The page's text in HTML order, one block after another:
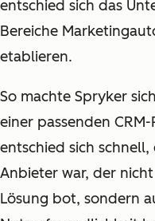
entschied sich das
Bereiche
etablieren.
So machte Spryker
einer passenden
entschied sich
Anbieter war, der
Lösung bot, sondern